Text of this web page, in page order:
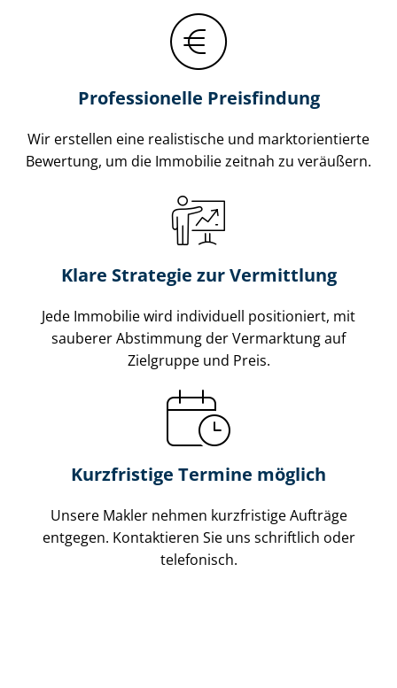
Professionelle Preisfindung
Wir erstellen eine realistische und markt­ori­en­tier­te
Bewertung, um die Immobilie zeitnah zu veräußern.
Klare Strategie zur Vermittlung
Jede Immobilie wird individuell positioniert, mit
sauberer Abstimmung der Vermarktung auf
Zielgruppe und Preis.
Kurzfristige Termine möglich
Unsere Makler nehmen kurzfristige Aufträge
entgegen. Kontaktieren Sie uns schriftlich oder
telefonisch.